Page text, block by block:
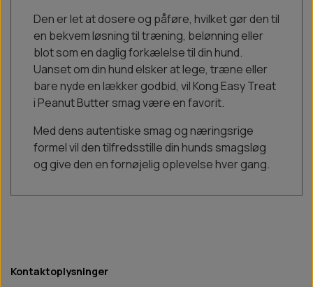
Den er let at dosere og påføre, hvilket gør den til
en bekvem løsning til træning, belønning eller
blot som en daglig forkælelse til din hund.
Uanset om din hund elsker at lege, træne eller
bare nyde en lækker godbid, vil Kong Easy Treat
i Peanut Butter smag være en favorit.
Med dens autentiske smag og næringsrige
formel vil den tilfredsstille din hunds smagsløg
og give den en fornøjelig oplevelse hver gang.
Kontaktoplysninger